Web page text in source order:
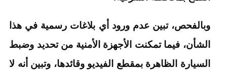
وبالفحص، تبين عدم ورود أي بلاغات رسمية في هذا
الشأن، فيما تمكنت الأجهزة الأمنية من تحديد وضبط
السيارة الظاهرة بمقطع الفيديو وقائدها، وتبين أنه لا